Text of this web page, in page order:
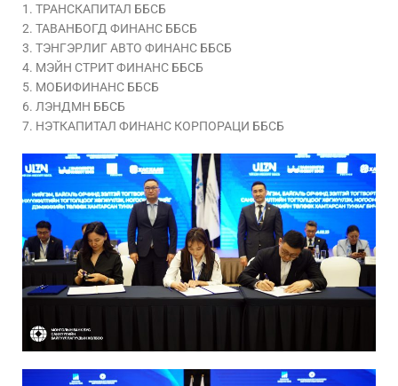
1. ТРАНСКАПИТАЛ ББСБ
2. ТАВАНБОГД ФИНАНС ББСБ
3. ТЭНГЭРЛИГ АВТО ФИНАНС ББСБ
4. МЭЙН СТРИТ ФИНАНС ББСБ
5. МОБИФИНАНС ББСБ
6. ЛЭНДМН ББСБ
7. НЭТКАПИТАЛ ФИНАНС КОРПОРАЦИ ББСБ